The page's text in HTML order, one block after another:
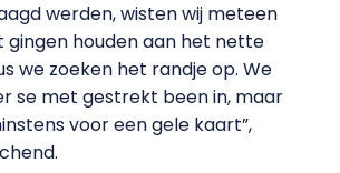
werden, wisten wij meteen
gingen houden aan het nette
we zoeken het randje op. We
se met gestrekt been in, maar
voor een gele kaart”,